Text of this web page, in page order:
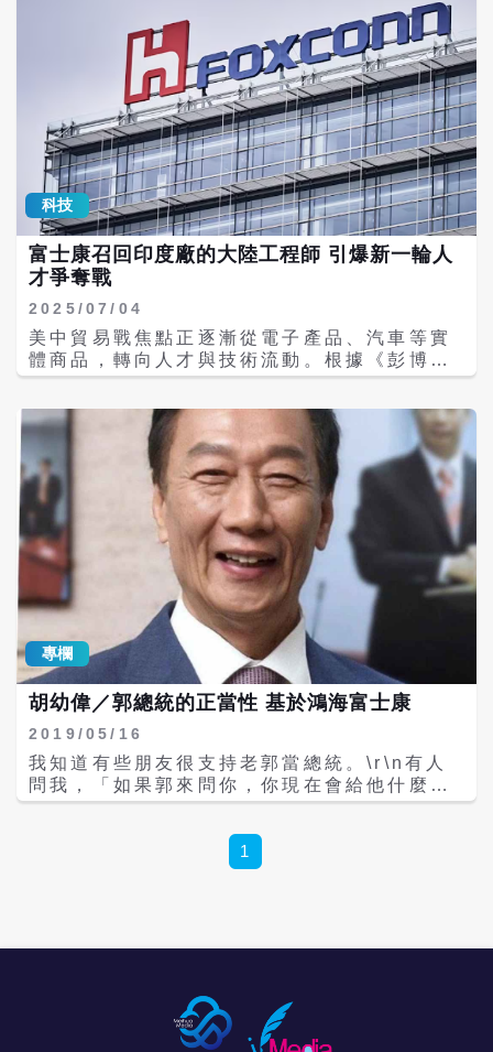
樂觀，」梁文傑說。 海基會發言人黎寶文日前
接受台媒專訪時表示，台商投資大陸金額占比
持續下降，今年可能會更低；中美戰略競爭導
致大陸出口狀況未來不會太好，七成在大陸台
商去年獲利減少，台商很早就開始轉移投資甚
至撤離。 國台辦發言人陳斌華16日特別在記
者會上反駁說，面對變亂交織的外部環境，大
陸經濟運行總體平穩、部分指標持續改善、新
動能成長壯大、高品質發展態勢持續；今年上
半年，大陸貨物貿易進出口共21.79兆元人民
幣（下同），同比增長2.9%，創歷史同期新
高，其中，出口13兆元，增長7.2%；而據台
灣金融監管機構公佈資料，今年第一季，台灣
上市櫃公司大陸投資獲利1156億元新台幣，創
歷史同期新高。 陳斌華強調，這充分說明，兩
岸經濟合作和融合發展正在持續惠及兩岸企業
與民眾，大陸是台商台企穩定、安全、可為的
策，促使勞力密集型產業向內陸轉移，加上自
2018年中美貿易戰後轉向以內需市場為主，使
得以代工出口為主的台商被忽視，「台商無用
論」甚囂塵上。更重要的是，在美國關稅和民
進黨政府政策的引導下，大陸台商開始向外轉
移，造成台商投資及出口大陸的金額及比重逐
年下滑；今年上半年，台灣對美國出口額已達
789億美元，占比27.9%，已與中港地區並列
我國最大出口國。大陸有識之士已經發現問
題，並建議北京當局應重新重視台商對大陸經
濟的重要性。 據《台商》雜誌報導，5月27
日，杭州，「2025浙江台灣合作周」開幕，現
場有數百位台企負責人聽講；黃奇帆在壓軸演
獻，並嘗試為「台灣代工企業」正名；他認
為，社會各界對台灣代工企業有許多「刻板印
象」，亟需糾正。 ●第一種，認為代工企業是
龍頭，是資本密集、技術密集、裝備密集的高
科技產業鏈集群，比如富士康、台積電等企業
的投資規模、技術水平、自動化程度，遠非傳
統勞動密集型工廠可比。 第二種，將代工企業
與早年的「兩頭在外」的加工貿易相提並論 在
電子信息產業，代工龍頭企業往往帶動整個產
業鏈的本土化，一個大型代工項目落地，通常
會有集聚效應，吸引數百家上游零部件和原材
料供應商，形成龐大的產業鏈集群；它不是簡
單的「兩頭在外」，而是深度嵌入和構建本土
黃奇帆反駁了「蘋果手機代工只占3-5%附加
值」的說法。一個複雜的電子產品，其產業鏈
由數百個環節構成，每個環節都有其附加值；
代工龍頭企業整合了這些環節，幾十個環節的
附加值，加起來就有百分之幾十，不該僅以最
終產品的某個環節來衡量其貢獻。 第四種，忽
視代工產業集群帶來的金融與貿易服務需求 一
個龐大的代工產業集群涉及幾百家企業的複雜
物流服務、貨幣兌換等高端生產性服務需求，
從而帶動地方服務業的發展。 破除了這些常見
龍頭企業，掌握產業鏈約40%的附加值，剩餘
50到60%通過外包完成。汽車和家電產業是典
型代表，主機廠掌握核心技術和總裝，大量零
科技
富士康召回印度廠的大陸工程師 引爆新一輪人
才爭奪戰
2025/07/04
美中貿易戰焦點正逐漸從電子產品、汽車等實
體商品，轉向人才與技術流動。根據《彭博》
（Bloomberg）2日報導，台灣代工大廠富士
iPhone工廠工作的中國工程師與技術人員返
國，引發外界關注。 該報導援引知情人士指
出，已有超過300名中國籍員工離開印度，目
前留在當地的主要為來自台灣的支援人員。最
近中國政府收緊對關鍵人才與技術出口的控
制，特別是涉及人工智慧、稀土技術與高端製
造的專家。 早在今年1月，《彭博》就曾報導
中國官員已「口頭勸導」地方政府與監管機
構，限制技術轉移與設備出口至印度與東南
亞。此舉可能是針對包括蘋果公司與中國電動
車製造商比亞迪（BYD）在內的企業，正積極
將供應鏈從中國遷出所作出的反制。 中國外交
部當時回應稱，中方「對所有國家一視同仁，
對各國企業開放」，但這一系列動作顯示，北
京已將人才外流視為潛在的戰略威脅。 蘋果執
行長提姆庫克（Tim Cook）曾表示，到今年
第三季，大多數出口美國的蘋果產品將改由印
度與越南生產，顯示其在供應鏈去中國化上的
衝擊。庫克指出，蘋果在中國支持約500萬個
工作機會，其中過半涉及製造業。 為阻礙企業
技術專長的員工名單，準備編製一份中國稀土
稀土加工與磁鐵製造技術出口，並限制相關專
重點。《The Information》今年3月指出，
專欄
胡幼偉／郭總統的正當性 基於鴻海富士康
2019/05/16
我知道有些朋友很支持老郭當總統。\r\n有人
問我，「如果郭來問你，你現在會給他什麼建
議？」\r\n我的答案很簡單。\r\n中美貿易大
戰，鴻海富士康在大陸代工生產的貨銷美，會
被課25%的關稅，市場分析師都說，鴻海市值
已縮水超過台幣一千億。在此關鍵時刻，有些
在，老美關稅懲罰老共，老郭的大陸事業跟著
倒楣；為選總統，發表刺激老共言論後，富士
1